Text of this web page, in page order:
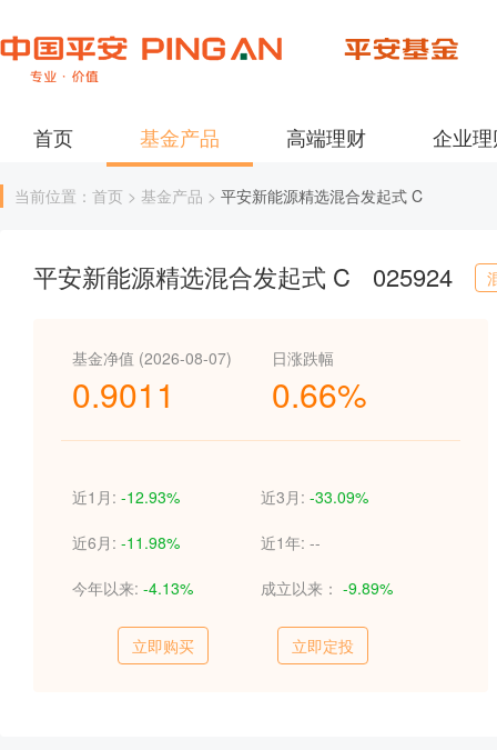
首页 基金产品 高端理财 企业
当前位置：首页 > 基金产品 > 平安新能源精选混合发起式 C
平安新能源精选混合发起式 C 025924
基金净值 (2026-08-07)
0.9011
日涨跌幅
0.66%
近1月: -12.93% 近3月: -33.09%
近6月: -11.98% 近1年: --
今年以来: -4.13% 成立以来： -9.89%
立即购买 立即定投